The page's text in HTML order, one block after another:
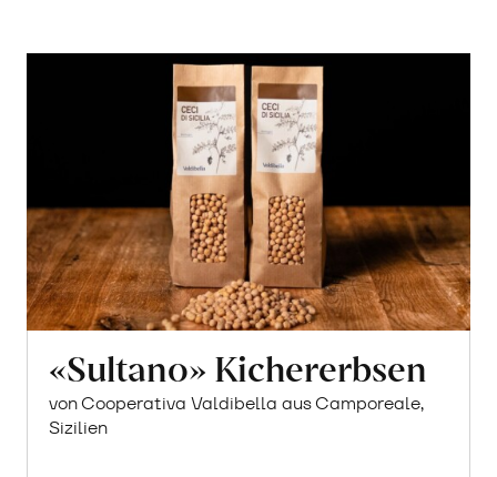
«Sultano» Kichererbsen
von Cooperativa Valdibella aus Camporeale,
Sizilien